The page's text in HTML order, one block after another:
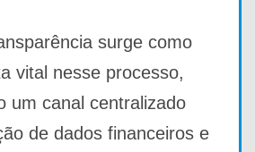
surge como
vital nesse processo,
um canal centralizado
de dados financeiros e